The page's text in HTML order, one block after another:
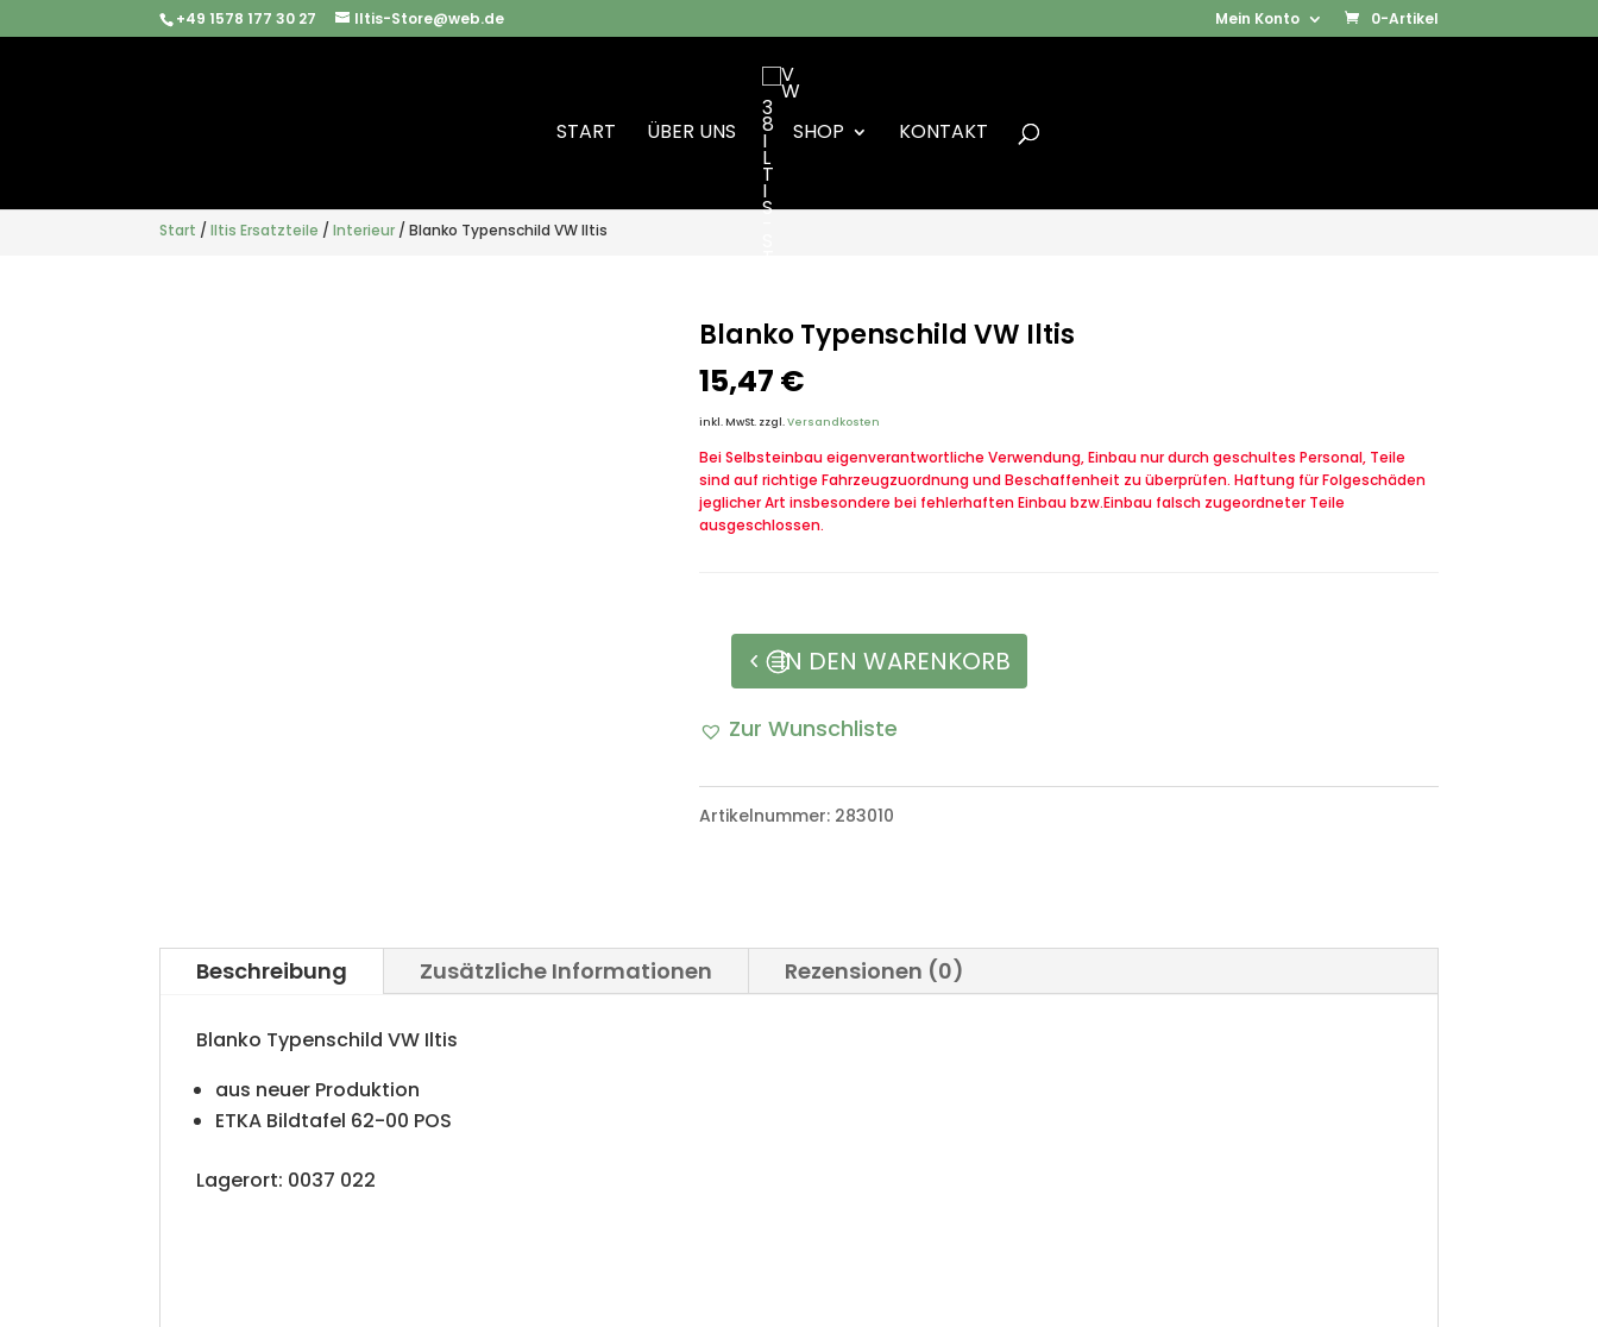
+49 1578 177 30 27 Iltis-Store@web.de Mein Konto 0-Artikel
START ÜBER UNS SHOP KONTAKT
Products
Start /Iltis Ersatzteile /Interieur / Blanko Typenschild VW Iltis
Blanko Typenschild VW Iltis
15,47 €
inkl. MwSt. zzgl.Versandkosten
Bei Selbsteinbau eigenverantwortliche Verwendung, Einbau nur durch geschultes Personal, Teile
sind auf richtige Fahrzeugzuordnung und Beschaffenheit zu überprüfen. Haftung für Folgeschäden
jeglicher Art insbesondere bei fehlerhaften Einbau bzw.Einbau falsch zugeordneter Teile
ausgeschlossen.
Blanko
Typenschild
Iltis
IN DEN WARENKORB
Zur Wunschliste
l
r
n
Artikelnummer: 283010
Beschreibung Zusätzliche Informationen Rezensionen (0)
Blanko Typenschild VW Iltis
aus neuer Produktion
ETKA Bildtafel 62-00 POS
Lagerort: 0037 022